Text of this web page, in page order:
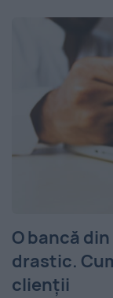
O bancă
drastic.
clienții